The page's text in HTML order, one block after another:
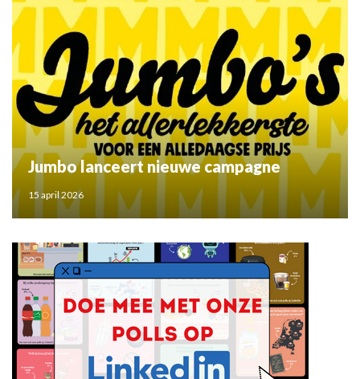
Jumbo lanceert nieuwe campagne
15 april 2026